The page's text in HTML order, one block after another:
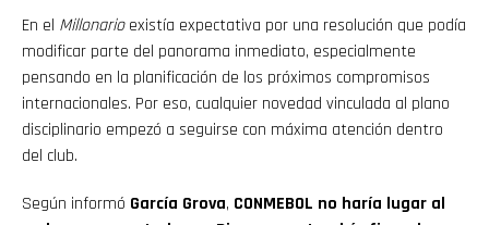
En el Millonarioexistía expectativa por una resolución que podía
modificar parte del panorama inmediato, especialmente
pensando en la planificación de los próximos compromisos
internacionales. Por eso, cualquier novedad vinculada al plano
disciplinario empezó a seguirse con máxima atención dentro
del club.
Según informó García Grova, CONMEBOL no haría lugar al